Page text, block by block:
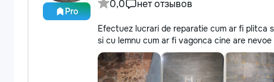
Pro
0,0 нет отзывов
Efectuez lucrari de reparatie cum ar fi
si cu lemnu cum ar fi vagonca cine are